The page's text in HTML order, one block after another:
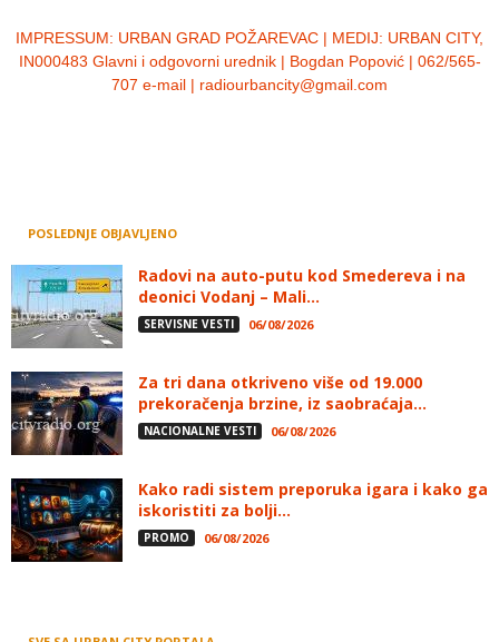
IMPRESSUM: URBAN GRAD POŽAREVAC | MEDIJ: URBAN CITY,
IN000483 Glavni i odgovorni urednik | Bogdan Popović | 062/565-
707 e-mail | radiourbancity@gmail.com
POSLEDNJE OBJAVLJENO
Radovi na auto-putu kod Smedereva i na
deonici Vodanj – Mali...
SERVISNE VESTI 06/08/2026
Za tri dana otkriveno više od 19.000
prekoračenja brzine, iz saobraćaja...
NACIONALNE VESTI 06/08/2026
Kako radi sistem preporuka igara i kako ga
iskoristiti za bolji...
PROMO 06/08/2026